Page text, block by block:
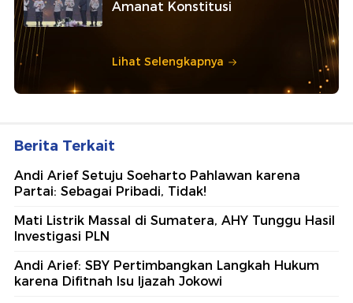
Amanat Konstitusi
Lihat Selengkapnya
Berita Terkait
Andi Arief Setuju Soeharto Pahlawan karena
Partai: Sebagai Pribadi, Tidak!
Mati Listrik Massal di Sumatera, AHY Tunggu Hasil
Investigasi PLN
Andi Arief: SBY Pertimbangkan Langkah Hukum
karena Difitnah Isu Ijazah Jokowi